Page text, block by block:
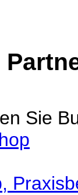
Sie